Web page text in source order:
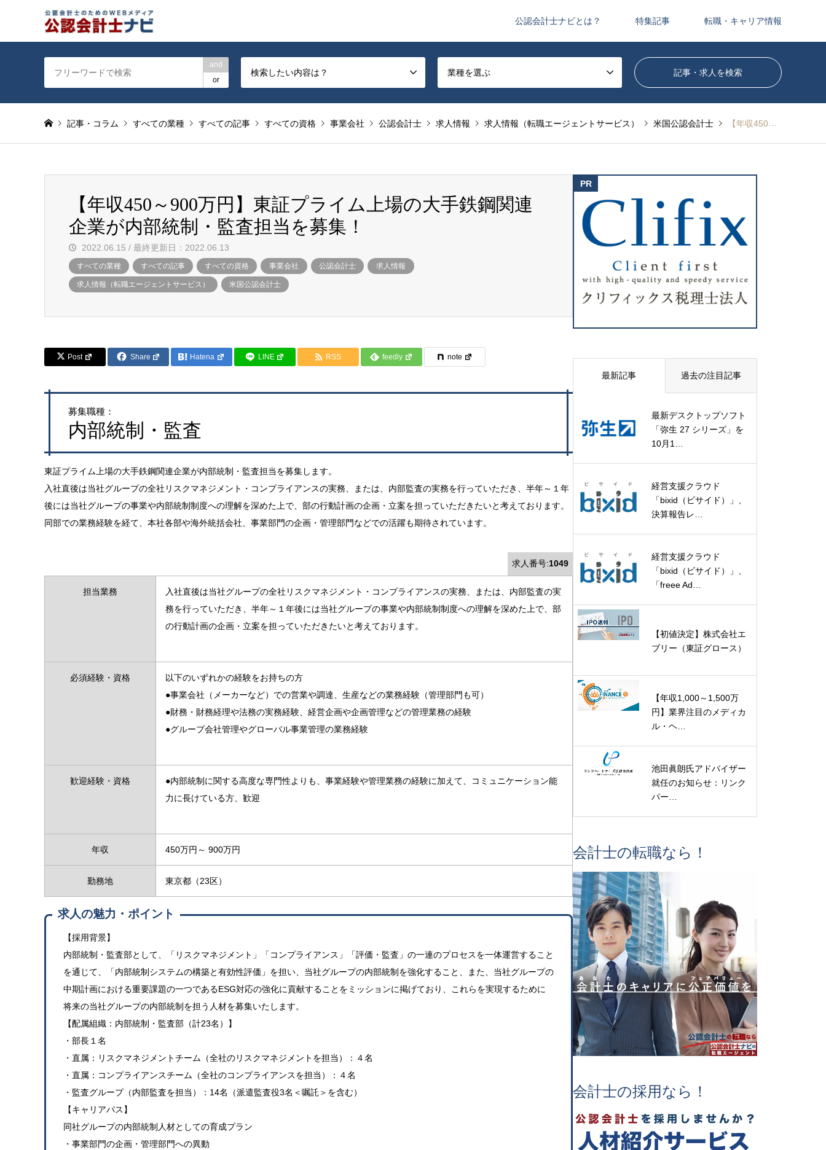
公認会計士ナビとは？ 特集記事 転職・キャリア情報
and
or
検索したい内容は？ 業種を選ぶ
記事・コラム すべての業種 すべての記事 すべての資格 事業会社 公認会計士 求人情報 求人情報（転職エージェントサービス） 米国公認会計士 【年収450～900万円】東証プライム上場の大手鉄鋼関連企業が内部統制・監査担当を募集！
【年収450～900万円】東証プライム上場の大手鉄鋼関連
企業が内部統制・監査担当を募集！
2022.06.15 / 最終更新日：2022.06.13
すべての業種 すべての記事 すべての資格 事業会社 公認会計士 求人情報
求人情報（転職エージェントサービス） 米国公認会計士
Post Share Hatena LINE RSS feedly note
募集職種：
内部統制・監査
東証プライム上場の大手鉄鋼関連企業が内部統制・監査担当を募集します。
入社直後は当社グループの全社リスクマネジメント・コンプライアンスの実務、または、内部監査の実務を行っていただき、半年～１年
後には当社グループの事業や内部統制制度への理解を深めた上で、部の行動計画の企画・立案を担っていただきたいと考えております。
同部での業務経験を経て、本社各部や海外統括会社、事業部門の企画・管理部門などでの活躍も期待されています。
求人番号:1049
担当業務
入社直後は当社グループの全社リスクマネジメント・コンプライアンスの実務、または、内部監査の実
務を行っていただき、半年～１年後には当社グループの事業や内部統制制度への理解を深めた上で、部
の行動計画の企画・立案を担っていただきたいと考えております。
必須経験・資格
以下のいずれかの経験をお持ちの方
●事業会社（メーカーなど）での営業や調達、生産などの業務経験（管理部門も可）
●財務・財務経理や法務の実務経験、経営企画や企画管理などの管理業務の経験
●グループ会社管理やグローバル事業管理の業務経験
歓迎経験・資格
●内部統制に関する高度な専門性よりも、事業経験や管理業務の経験に加えて、コミュニケーション能
力に長けている方、歓迎
年収 450万円～ 900万円
勤務地 東京都（23区）
求人の魅力・ポイント
【採用背景】
内部統制・監査部として、「リスクマネジメント」「コンプライアンス」「評価・監査」の一連のプロセスを一体運営すること
を通じて、「内部統制システムの構築と有効性評価」を担い、当社グループの内部統制を強化すること、また、当社グループの
中期計画における重要課題の一つであるESG対応の強化に貢献することをミッションに掲げており、これらを実現するために
将来の当社グループの内部統制を担う人材を募集いたします。
【配属組織：内部統制・監査部（計23名）】
・部長１名
・直属：リスクマネジメントチーム（全社のリスクマネジメントを担当）：４名
・直属：コンプライアンスチーム（全社のコンプライアンスを担当）：４名
・監査グループ（内部監査を担当）：14名（派遣監査役3名＜嘱託＞を含む）
【キャリアパス】
同社グループの内部統制人材としての育成プラン
・事業部門の企画・管理部門への異動
最新記事 過去の注目記事
最新デスクトップソフト
「弥生 27 シリーズ」を
10月1…
経営支援クラウド
「bixid（ビサイド）」、
決算報告レ…
経営支援クラウド
「bixid（ビサイド）」、
「freee Ad…
【初値決定】株式会社エ
ブリー（東証グロース）
【年収1,000～1,500万
円】業界注目のメディカ
ル・ヘ…
池田眞朗氏アドバイザー
就任のお知らせ：リンク
パー…
会計士の転職なら！
会計士の採用なら！